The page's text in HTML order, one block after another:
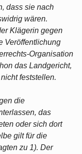
dass sie nach
wären.
Klägerin gegen
Veröffentlichung
Organisation
das Landgericht,
feststellen.
die
das
oder sich dort
gilt für die
zu 1). Der